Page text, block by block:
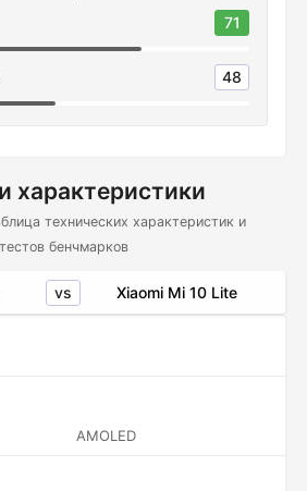
71
48
характеристики
технических характеристик и
тестов бенчмарков
vs Xiaomi Mi 10 Lite
AMOLED